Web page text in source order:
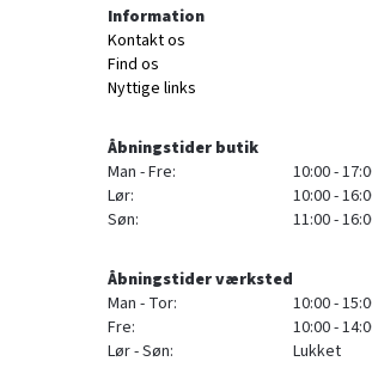
Information
Kontakt os
Find os
Nyttige links
Åbningstider butik
Man - Fre:
10:00 -
Lør:
10:00 -
Søn:
11:00 -
Åbningstider værksted
Man - Tor:
10:00 -
Fre:
10:00 -
Lør - Søn:
Lukket